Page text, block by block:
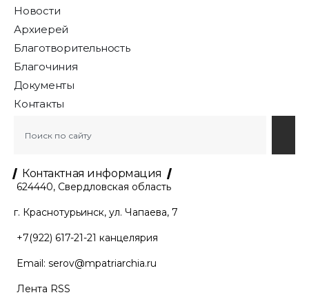
Новости
Архиерей
Благотворительность
Благочиния
Документы
Контакты
Контактная информация
624440, Свердловская область
г. Краснотурьинск, ул. Чапаева, 7
+7(922) 617-21-21 канцелярия
Email: serov@mpatriarchia.ru
Лента RSS